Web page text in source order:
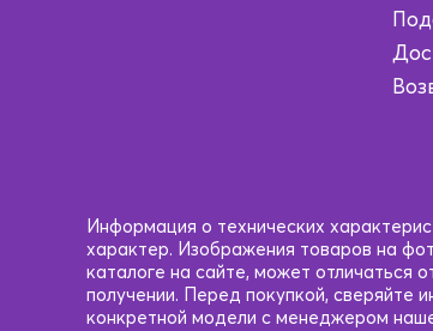
Информация о технических
характер. Изображения товаров на
каталоге на сайте, может отличаться
получении. Перед покупкой, сверяйте
конкретной модели с менеджером